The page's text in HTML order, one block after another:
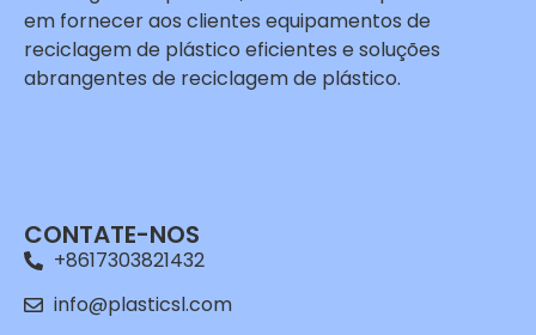
em fornecer aos clientes equipamentos de
reciclagem de plástico eficientes e soluções
abrangentes de reciclagem de plástico.
CONTATE-NOS
+8617303821432
info@plasticsl.com